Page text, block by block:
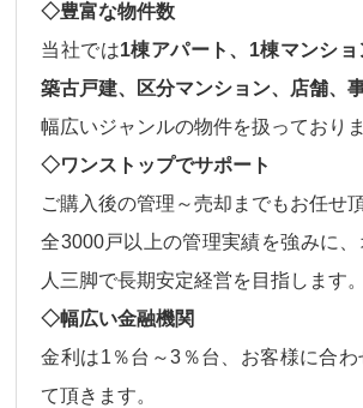
◇豊富な物件数
当社では1棟アパート、1棟マンショ
築古戸建、区分マンション、店舗、
幅広いジャンルの物件を扱っており
◇ワンストップでサポート
ご購入後の管理～売却 までもお任せ
全3000戸以上の管理実績を強みに
人三脚で長期安定経営を目指します。
◇幅広い金融機関
金利は1％台～3％台、 お客様に合
て頂きます。